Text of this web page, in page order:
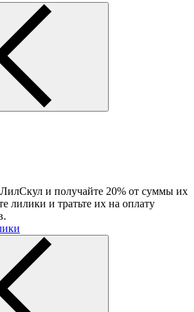
и получайте 20% от суммы их
лилики и тратьте их на оплату